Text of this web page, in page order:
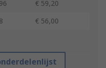
€ 59,20
€ 56,00